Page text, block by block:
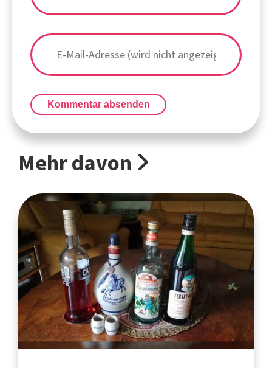
Kommentar absenden
Mehr davon